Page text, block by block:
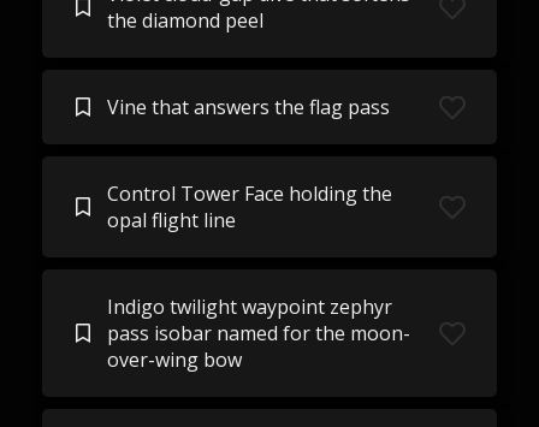
the diamond peel
Vine that answers the flag pass
Control Tower Face holding the
opal flight line
Indigo twilight waypoint zephyr
pass isobar named for the moon-
over-wing bow